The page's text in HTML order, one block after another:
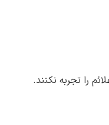
را تجربه نکنند.